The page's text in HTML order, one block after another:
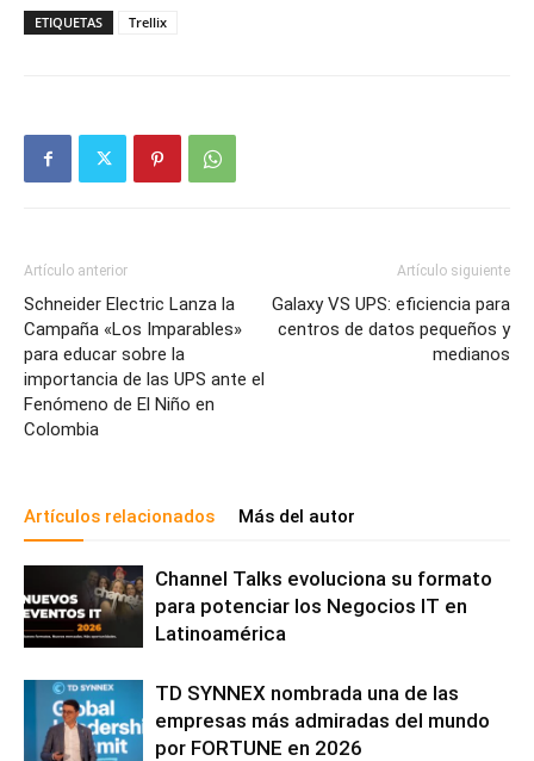
ETIQUETAS Trellix
Artículo anterior
Schneider Electric Lanza la
Campaña «Los Imparables»
para educar sobre la
importancia de las UPS ante el
Fenómeno de El Niño en
Colombia
Artículo siguiente
Galaxy VS UPS: eficiencia para
centros de datos pequeños y
medianos
Artículos relacionados Más del autor
Channel Talks evoluciona su formato
para potenciar los Negocios IT en
Latinoamérica
TD SYNNEX nombrada una de las
empresas más admiradas del mundo
por FORTUNE en 2026